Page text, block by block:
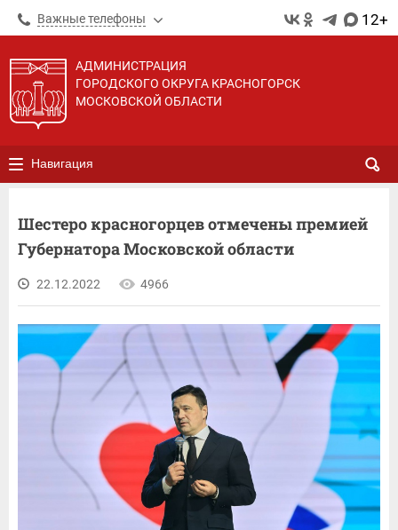
Важные телефоны 12+
АДМИНИСТРАЦИЯ
ГОРОДСКОГО ОКРУГА КРАСНОГОРСК
МОСКОВСКОЙ ОБЛАСТИ
Навигация
Шестеро красногорцев отмечены премией
Губернатора Московской области
22.12.2022 4966